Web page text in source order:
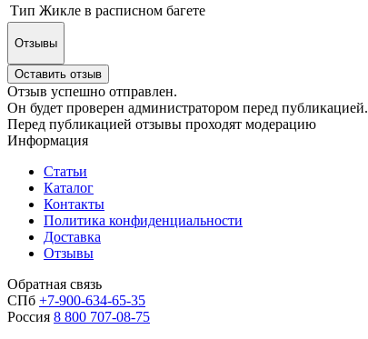
Тип Жикле в расписном багете
Отзывы
Оставить отзыв
Отзыв успешно отправлен.
Он будет проверен администратором перед публикацией.
Перед публикацией отзывы проходят модерацию
Информация
Статьи
Каталог
Контакты
Политика конфиденциальности
Доставка
Отзывы
Обратная связь
СПб +7-900-634-65-35
Россия 8 800 707-08-75